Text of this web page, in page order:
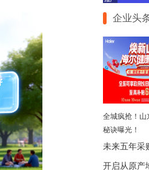
企业头
全城疯抢！山
秘诀曝光！